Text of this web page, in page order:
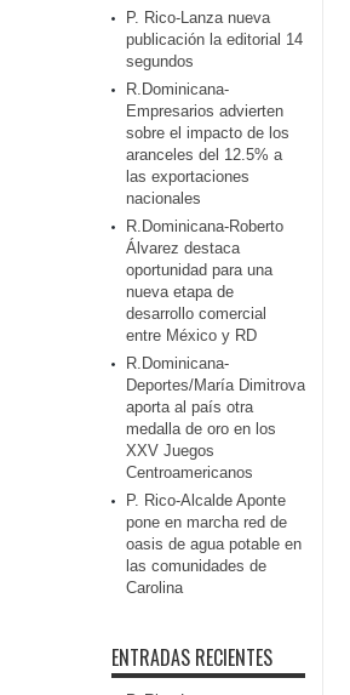
P. Rico-Lanza nueva
publicación la editorial 14
segundos
R.Dominicana-
Empresarios advierten
sobre el impacto de los
aranceles del 12.5% a
las exportaciones
nacionales
R.Dominicana-Roberto
Álvarez destaca
oportunidad para una
nueva etapa de
desarrollo comercial
entre México y RD
R.Dominicana-
Deportes/María Dimitrova
aporta al país otra
medalla de oro en los
XXV Juegos
Centroamericanos
P. Rico-Alcalde Aponte
pone en marcha red de
oasis de agua potable en
las comunidades de
Carolina
ENTRADAS RECIENTES